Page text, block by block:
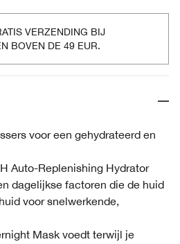
VERZENDING BIJ
BOVEN DE 49 EUR.
voor een gehydrateerd en
Auto-Replenishing Hydrator
dagelijkse factoren die de huid
voor snelwerkende,
Mask voedt terwijl je